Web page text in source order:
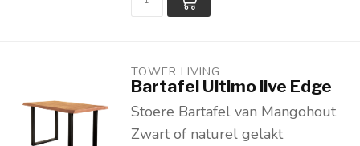
TOWER LIVING
Bartafel Ultimo live Edge
Stoere Bartafel van Mangohout
Zwart of naturel gelakt